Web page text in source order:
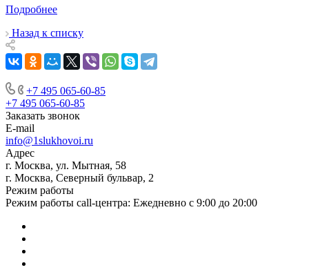
Подробнее
Назад к списку
+7 495 065-60-85
+7 495 065-60-85
Заказать звонок
E-mail
info@1slukhovoi.ru
Адрес
г. Москва, ул. Мытная, 58
г. Москва, Северный бульвар, 2
Режим работы
Режим работы call-центра: Ежедневно с 9:00 до 20:00